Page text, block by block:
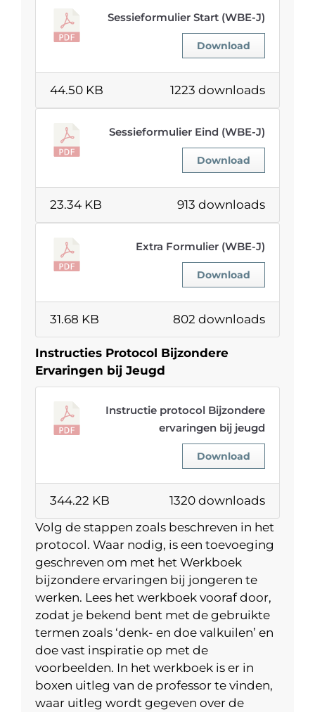
Sessieformulier Start (WBE-J)
Download
1223 downloads
44.50 KB
Sessieformulier Eind (WBE-J)
Download
913 downloads
23.34 KB
Extra Formulier (WBE-J)
Download
802 downloads
31.68 KB
Instructies Protocol Bijzondere
Ervaringen bij Jeugd
Instructie protocol Bijzondere
ervaringen bij jeugd
Download
1320 downloads
344.22 KB
Volg de stappen zoals beschreven in het
protocol. Waar nodig, is een toevoeging
geschreven om met het Werkboek
bijzondere ervaringen bij jongeren te
werken. Lees het werkboek vooraf door,
zodat je bekend bent met de gebruikte
termen zoals ‘denk- en doe valkuilen’ en
doe vast inspiratie op met de
voorbeelden. In het werkboek is er in
boxen uitleg van de professor te vinden,
waar uitleg wordt gegeven over de